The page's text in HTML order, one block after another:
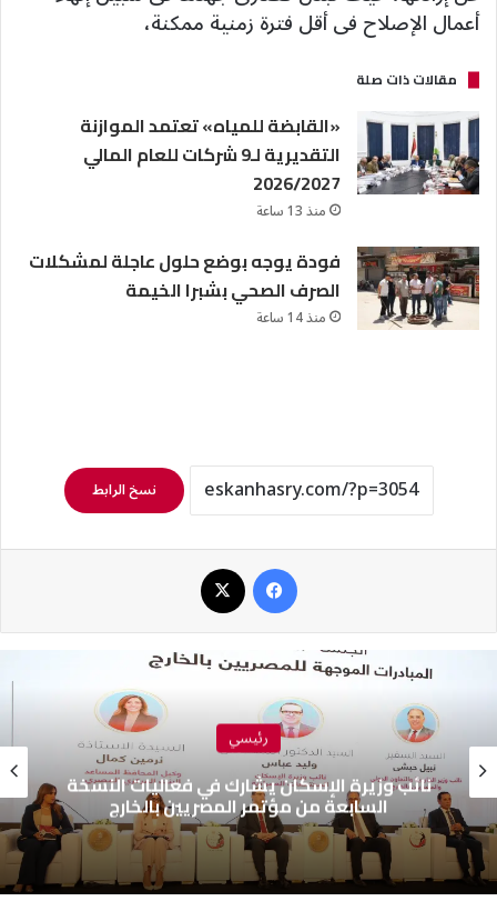
أعمال الإصلاح فى أقل فترة زمنية ممكنة،
مقالات ذات صلة
«القابضة للمياه» تعتمد الموازنة
التقديرية لـ9 شركات للعام المالي
2026/2027
منذ 13 ساعة
فودة يوجه بوضع حلول عاجلة لمشكلات
الصرف الصحي بشبرا الخيمة
منذ 14 ساعة
نسخ الرابط
رئيسي
نائب وزيرة الإسكان يشارك في فعاليات النسخة
السابعة من مؤتمر المصريين بالخارج